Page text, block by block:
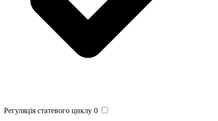
Регуляція статевого циклу 0